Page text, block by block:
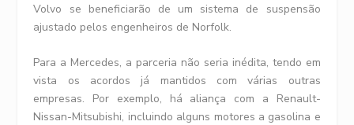
Volvo se beneficiarão de um sistema de suspensão
ajustado pelos engenheiros de Norfolk.
Para a Mercedes, a parceria não seria inédita, tendo em
vista os acordos já mantidos com várias outras
empresas. Por exemplo, há aliança com a Renault-
Nissan-Mitsubishi, incluindo alguns motores a gasolina e